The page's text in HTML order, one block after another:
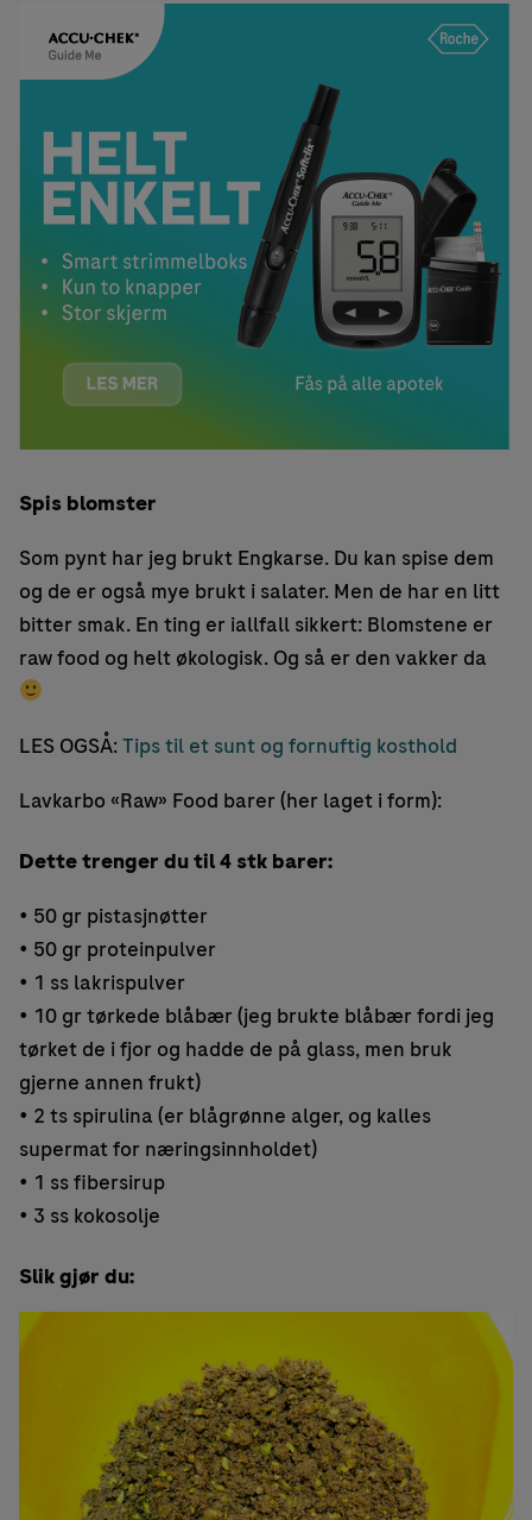
Spis blomster
Som pynt har jeg brukt Engkarse. Du kan spise dem
og de er også mye brukt i salater. Men de har en litt
bitter smak. En ting er iallfall sikkert: Blomstene er
raw food og helt økologisk. Og så er den vakker da
LES OGSÅ:Tips til et sunt og fornuftig kosthold
Lavkarbo «Raw» Food barer (her laget i form):
Dette trenger du til 4 stk barer:
• 50 gr pistasjnøtter
• 50 gr proteinpulver
• 1 ss lakrispulver
• 10 gr tørkede blåbær (jeg brukte blåbær fordi jeg
tørket de i fjor og hadde de på glass, men bruk
gjerne annen frukt)
• 2 ts spirulina (er blågrønne alger, og kalles
supermat for næringsinnholdet)
• 1 ss fibersirup
• 3 ss kokosolje
Slik gjør du: